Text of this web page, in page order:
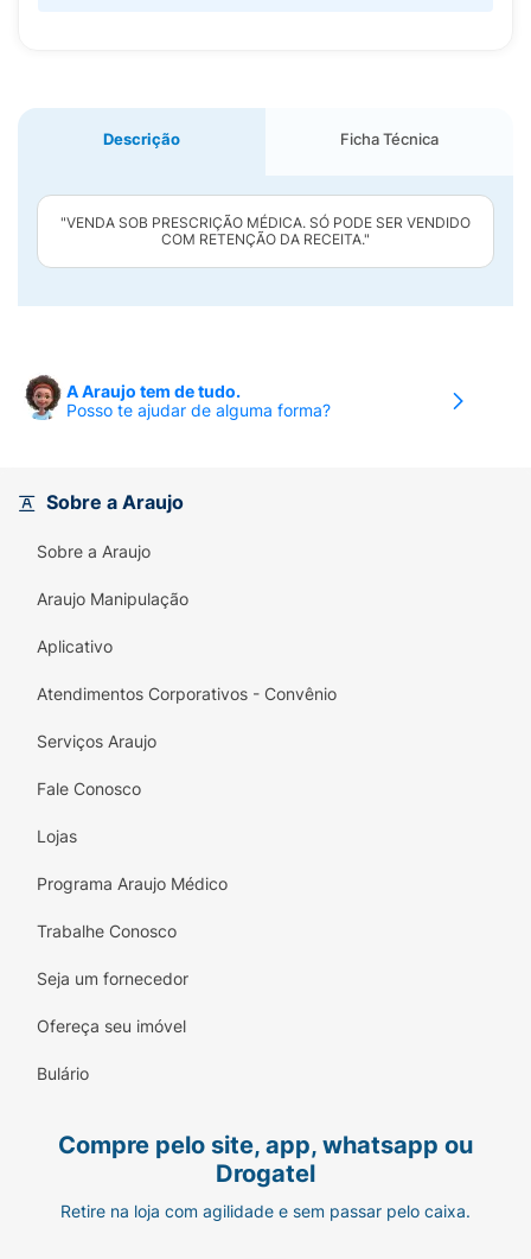
Descrição Ficha Técnica
"VENDA SOB PRESCRIÇÃO MÉDICA. SÓ PODE SER VENDIDO
COM RETENÇÃO DA RECEITA."
A Araujo tem de tudo.
Posso te ajudar de alguma forma?
Sobre a Araujo
Sobre a Araujo
Araujo Manipulação
Aplicativo
Atendimentos Corporativos - Convênio
Serviços Araujo
Fale Conosco
Lojas
Programa Araujo Médico
Trabalhe Conosco
Seja um fornecedor
Ofereça seu imóvel
Bulário
Compre pelo site, app, whatsapp ou
Drogatel
Retire na loja com agilidade e sem passar pelo caixa.